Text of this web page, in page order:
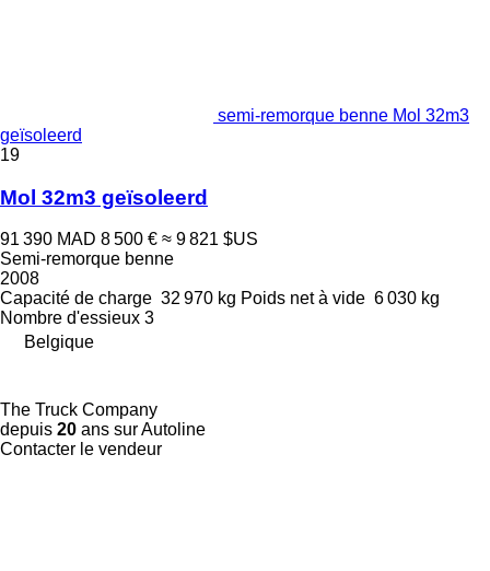
semi-remorque benne Mol 32m3
geïsoleerd
19
Mol 32m3 geïsoleerd
91 390 MAD 8 500 € ≈ 9 821 $US
Semi-remorque benne
2008
Capacité de charge 32 970 kg Poids net à vide 6 030 kg
Nombre d'essieux 3
Belgique
The Truck Company
depuis 20 ans sur Autoline
Contacter le vendeur